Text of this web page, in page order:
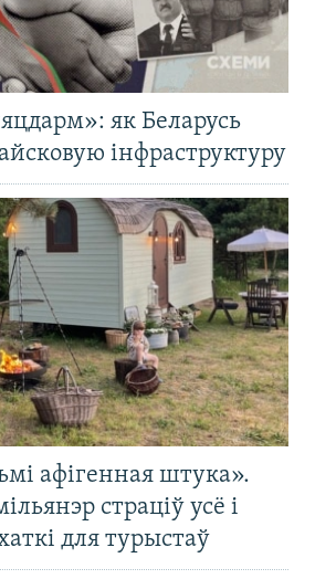
як Беларусь
інфраструктуру
афігенная штука».
страціў усё і
для турыстаў